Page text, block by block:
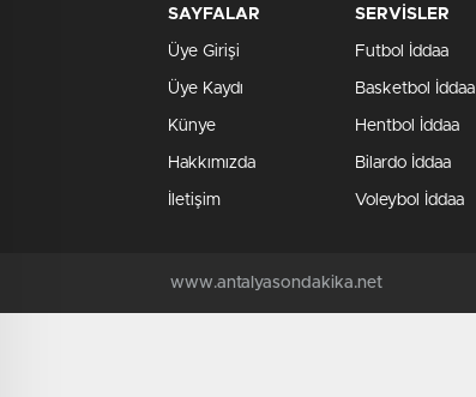
SAYFALAR
Üye Girişi
Üye Kaydı
Künye
Hakkımızda
İletişim
SERVİSLER
Futbol İddaa
Basketbol İddaa
Hentbol İddaa
Bilardo İddaa
Voleybol İddaa
www.antalyasondakika.net